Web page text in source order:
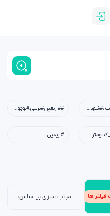
##نذر_خدمت ،#شهیدابراهیم_رئیسی،#شهید_خدمت،#معلم،#دبستان،#چله_خدمت ##اربعین،#تربتی،#نوجوان،#امید،#کربلا،#خانواده،#فرهنگی
##غدیر_10_کیلومتری،#عید_غدیر،#کودکان،#نوجوانان،#جوانان،#محله،#خانوادگی،#مسجد،#امام_علی(ع) #اربعین
ها